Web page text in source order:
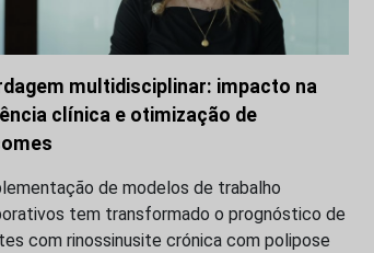
multidisciplinar: impacto na
clínica e otimização de
de modelos de trabalho
tem transformado o prognóstico de
com rinossinusite crónica com polipose